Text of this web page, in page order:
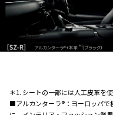
＊1. シートの一部には人工皮革を使
■アルカンターラ®：ヨーロッパで